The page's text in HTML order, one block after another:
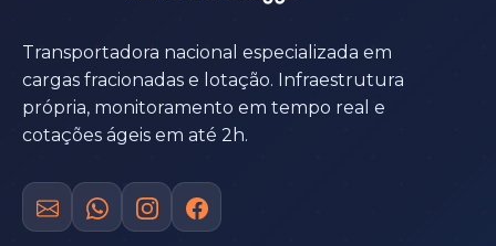
Transportadora nacional especializada em
cargas fracionadas e lotação. Infraestrutura
própria, monitoramento em tempo real e
cotações ágeis em até 2h.